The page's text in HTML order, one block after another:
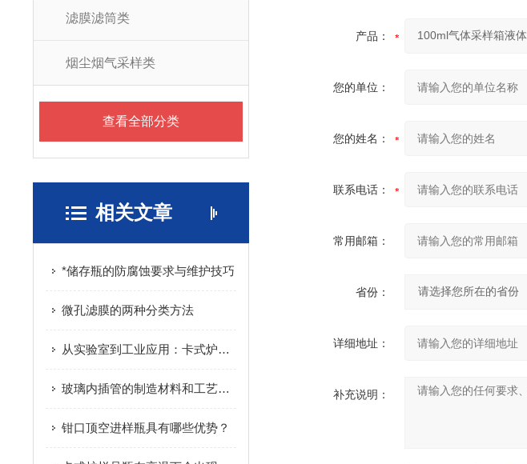
滤膜滤筒类
烟尘烟气采样类
查看全部分类
相关文章
*储存瓶的防腐蚀要求与维护技巧
微孔滤膜的两种分类方法
从实验室到工业应用：卡式炉样品瓶的多重功能解析
玻璃内插管的制造材料和工艺有哪些？
钳口顶空进样瓶具有哪些优势？
产品：
您的单位：
您的姓名：
联系电话：
常用邮箱：
省份：
详细地址：
补充说明：